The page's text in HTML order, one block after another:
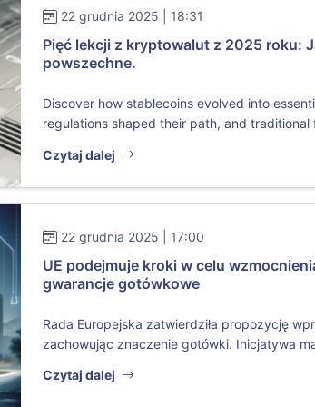
22 grudnia 2025 | 18:31
Pięć lekcji z kryptowalut z 2025 roku:
powszechne.
Discover how stablecoins evolved into
regulations shaped their path, and traditional
Czytaj dalej
22 grudnia 2025 | 17:00
UE podejmuje kroki w celu
gwarancje gotówkowe
Rada Europejska zatwierdziła propozycję
zachowując znaczenie gotówki. Inicjatywa
Czytaj dalej